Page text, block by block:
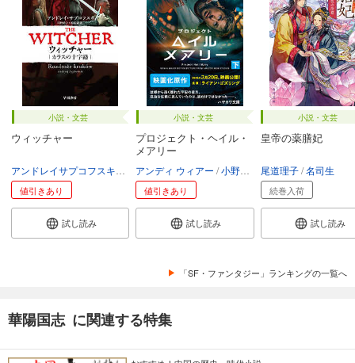
小説・文芸
ウィッチャー
川野靖子 杉浦綾
値引きあり
試し読み
小説・文芸
プロジェクト・ヘイル・
メアリー
アンディ ウィアー 小野田和子
値引きあり
試し読み
小説・文芸
皇帝の薬膳妃
尾道理子 名司生
続巻入荷
試し読み
「SF・ファンタジー」ランキングの一覧へ
華陽国志 に関連する特集